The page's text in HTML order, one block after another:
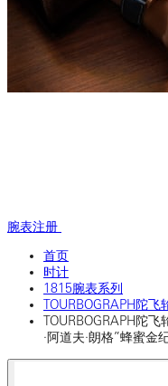
腕表注册
首页
时计
1815腕表系列
TOURBOGRAPH陀
TOURBOGRAPH陀
·阿道夫·朗格”蜂蜜金